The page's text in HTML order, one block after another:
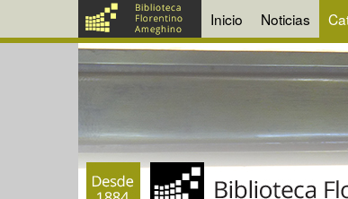
Inicio Noticias